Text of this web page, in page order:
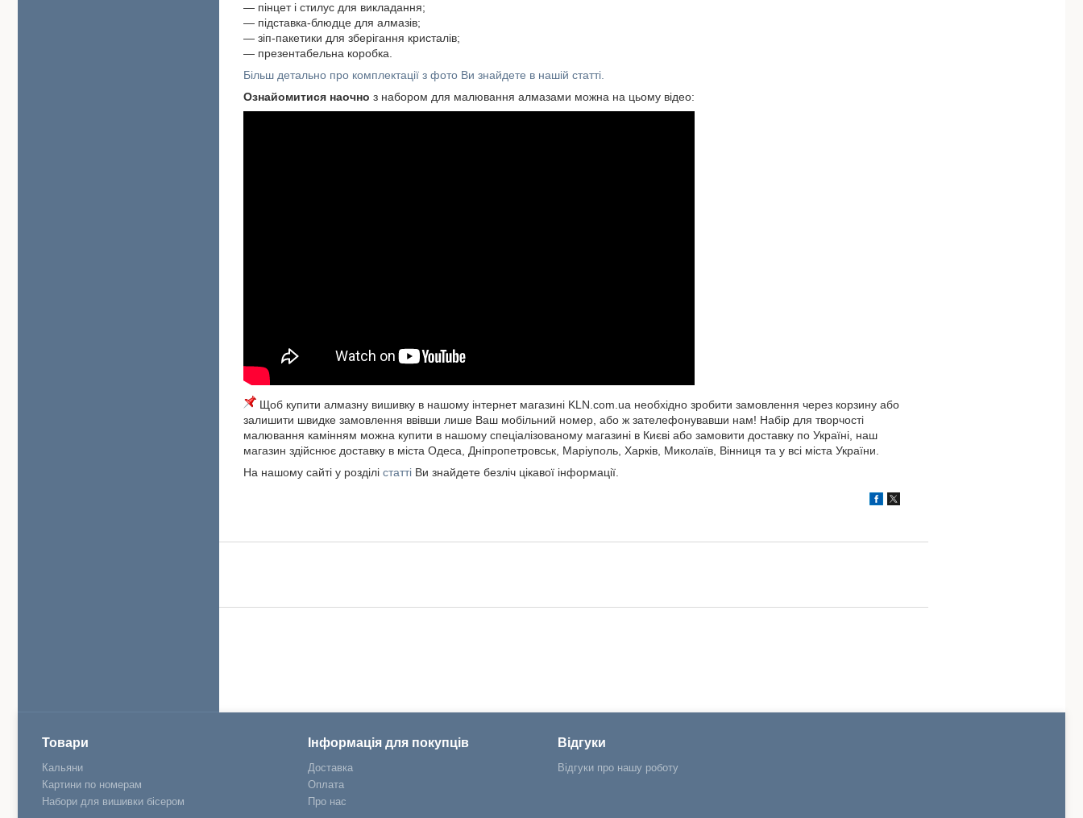
― пінцет і стилус для викладання;
― підставка-блюдце для алмазів;
― зіп-пакетики для зберігання кристалів;
― презентабельна коробка.
Більш детально про комплектації з фото Ви знайдете в нашій статті.
Ознайомитися наочно з набором для малювання алмазами можна на цьому відео:
Щоб купити алмазну вишивку в нашому інтернет магазині KLN.com.ua необхідно зробити замовлення через корзину або
залишити швидке замовлення ввівши лише Ваш мобільний номер, або ж зателефонувавши нам! Набір для творчості
малювання камінням можна купити в нашому спеціалізованому магазині в Києві або замовити доставку по Україні, наш
магазин здійснює доставку в міста Одеса, Дніпропетровськ, Маріуполь, Харків, Миколаїв, Вінниця та у всі міста України.
На нашому сайті у розділі статті Ви знайдете безліч цікавої інформації.
Товари
Кальяни
Картини по номерам
Набори для вишивки бісером
Інформація для покупців
Доставка
Оплата
Про нас
Відгуки
Відгуки про нашу роботу